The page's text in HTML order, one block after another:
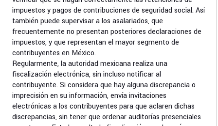
impuestos y pagos de contribuciones de seguridad social. Así
también puede supervisar a los asalariados, que
frecuentemente no presentan posteriores declaraciones de
impuestos, y que representan el mayor segmento de
contribuyentes en México.
Regularmente, la autoridad mexicana realiza una
fiscalización electrónica, sin incluso notificar al
contribuyente. Si considera que hay alguna discrepancia o
imprecisión en su información, envía invitaciones
electrónicas a los contribuyentes para que aclaren dichas
discrepancias, sin tener que ordenar auditorías presenciales